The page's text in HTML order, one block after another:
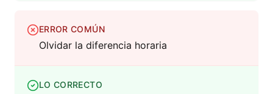
ERROR COMÚN
Olvidar la diferencia horaria
LO CORRECTO